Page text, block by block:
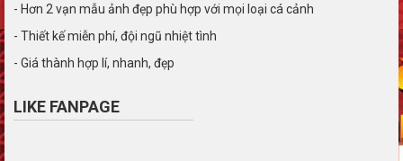
- Hơn 2 vạn mẫu ảnh đẹp phù hợp với mọi loại cá cảnh
- Thiết kế miễn phí, đội ngũ nhiệt tình
- Giá thành hợp lí, nhanh, đẹp
LIKE FANPAGE